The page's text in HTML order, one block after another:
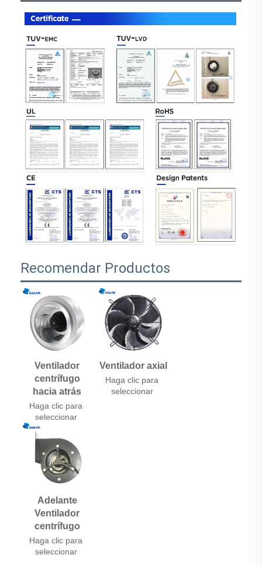
Recomendar Productos
Ventilador
centrífugo
hacia atrás
Haga clic para
seleccionar
Ventilador axial
Haga clic para
seleccionar
Adelante
Ventilador
centrífugo
Haga clic para
seleccionar